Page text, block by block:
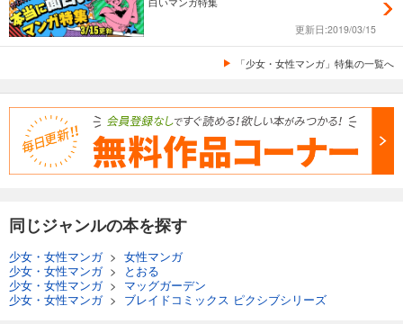
更新日:2019/03/15
「少女・女性マンガ」特集の一覧へ
同じジャンルの本を探す
少女・女性マンガ> 女性マンガ
少女・女性マンガ>
とおる
少女・女性マンガ> マッグガーデン
少女・女性マンガ> ブレイドコミックス ピクシブシリーズ